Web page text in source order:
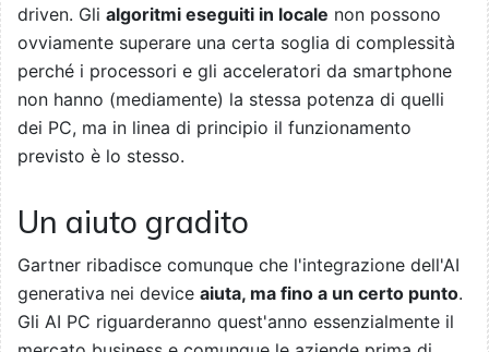
driven. Gli algoritmi eseguiti in locale non possono
ovviamente superare una certa soglia di complessità
perché i processori e gli acceleratori da smartphone
non hanno (mediamente) la stessa potenza di quelli
dei PC, ma in linea di principio il funzionamento
previsto è lo stesso.
Un aiuto gradito
Gartner ribadisce comunque che l'integrazione dell'AI
generativa nei device aiuta, ma fino a un certo punto.
Gli AI PC riguarderanno quest'anno essenzialmente il